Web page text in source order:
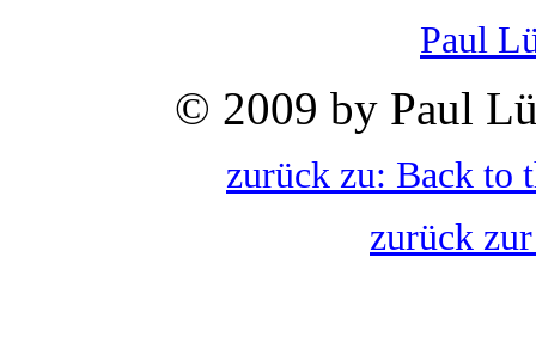
Paul
© 2009 by Paul
zurück zu: Back to
zurück